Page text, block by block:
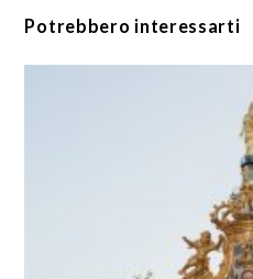
Potrebbero interessarti